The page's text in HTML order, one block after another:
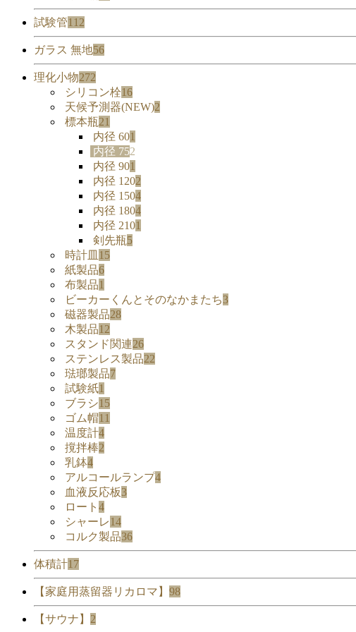
試験管112
ガラス 無地56
理化小物272
シリコン栓16
天候予測器(NEW)2
標本瓶21
内径 601
内径 752
内径 901
内径 1202
内径 1504
内径 1804
内径 2101
剣先瓶5
時計皿 15
紙製品6
布製品1
ビーカーくんとそのなかまたち3
磁器製品28
木製品12
スタンド関連26
ステンレス製品22
琺瑯製品7
試験紙1
ブラシ15
ゴム帽11
温度計4
撹拌棒2
乳鉢4
アルコールランプ4
血液反応板3
ロート 4
シャーレ 14
コルク製品36
体積計17
【家庭用蒸留器リカロマ】 98
【サウナ】 2